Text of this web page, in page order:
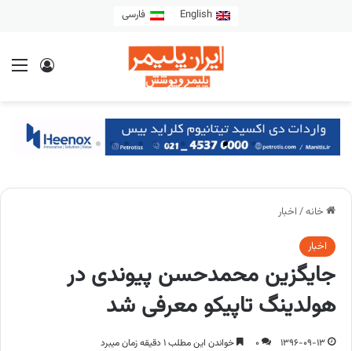
English فارسی
خانه/ اخبار
اخبار
جایگزین محمدحسن پیوندی در
هولدینگ تاپیکو معرفی شد
1396-09-13
0 خواندن این مطلب 1 دقیقه زمان میبرد